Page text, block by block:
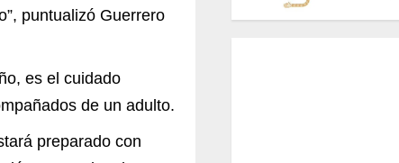
puntualizó Guerrero
es el cuidado
de un adulto.
preparado con